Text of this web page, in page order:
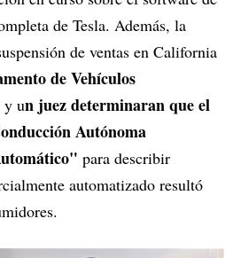
de Tesla. Además, la
de ventas en California
de Vehículos
y un juez determinaran que el
Autónoma
para describir
automatizado resultó